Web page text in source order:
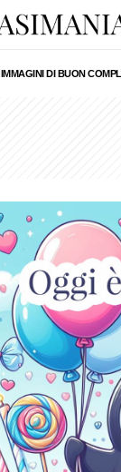
IMMAGINI DI BUON